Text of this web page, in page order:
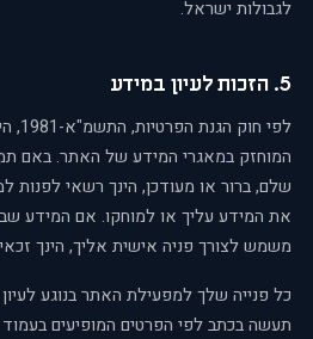
לגבולות ישראל.
5. הזכות לעיון במידע
לפי
המוחזק במאגרי המידע של האתר. באם
שלם, ברור או מעודכן, הינך רשאי
את המידע עליך או למוחקו. אם המידע
משמש לצורך פניה אישית אליך, הינך
כל פנייה שלך למפעילת האתר בנוגע לעיון
תעשה בכתב לפי הפרטים המופיעים